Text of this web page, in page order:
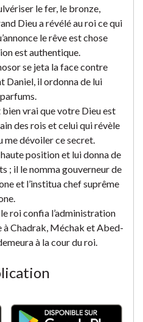
le fer, le bronze,
Dieu a révélé au roi ce qui
le rêve est chose
est authentique.
se jeta la face contre
Daniel, il ordonna de lui
bien vrai que votre Dieu est
des rois et celui qui révèle
me dévoiler ce secret.
position et lui donna de
; il le nomma gouverneur de
et l’institua chef suprême
roi confia l’administration
à Chadrak, Méchak et Abed-
à la cour du roi.